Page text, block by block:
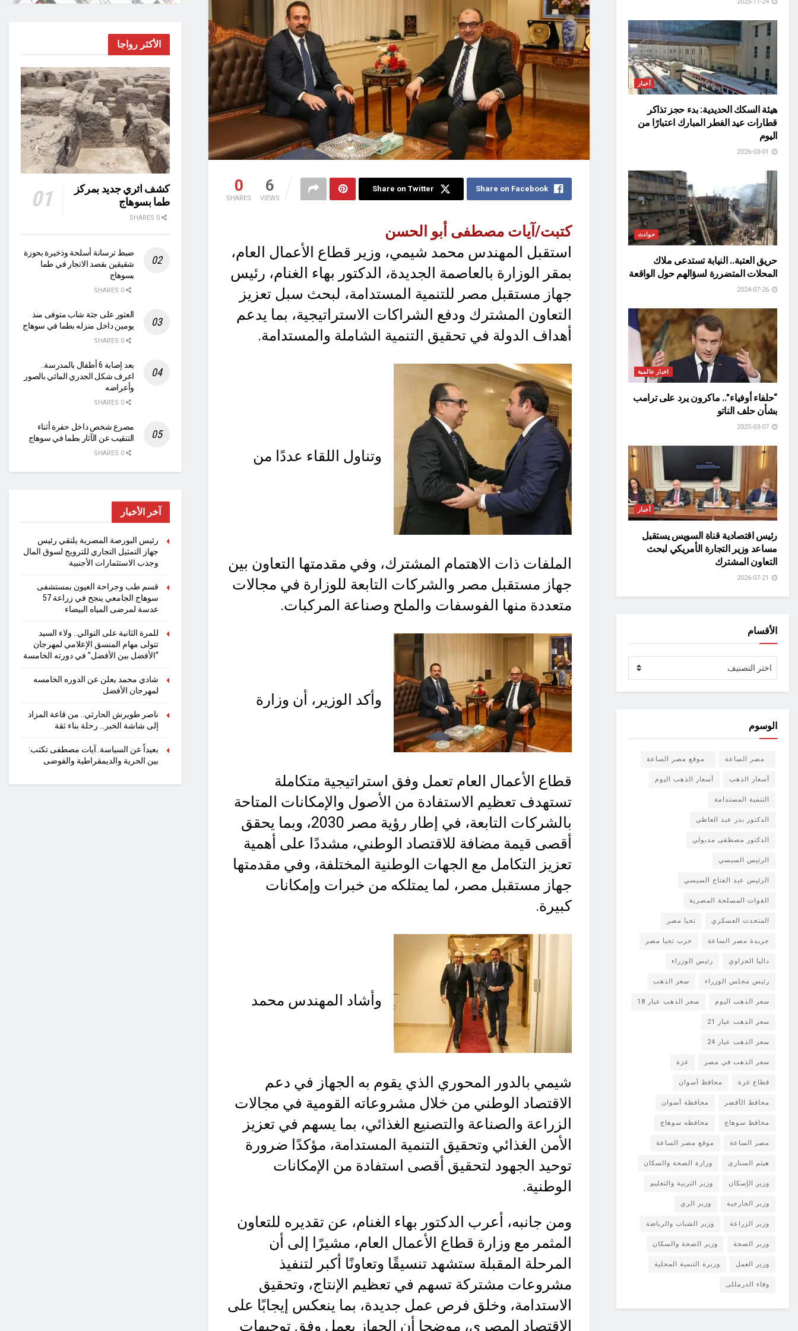
0
SHARES
6
VIEWS
Share on Facebook
Share on Twitter
كتبت/آيات مصطفى أبو الحسن
استقبل المهندس محمد شيمي، وزير قطاع الأعمال العام،
بمقر الوزارة بالعاصمة الجديدة، الدكتور بهاء الغنام، رئيس
جهاز مستقبل مصر للتنمية المستدامة، لبحث سبل تعزيز
التعاون المشترك ودفع الشراكات الاستراتيجية، بما يدعم
أهداف الدولة في تحقيق التنمية الشاملة والمستدامة.
وتناول اللقاء عددًا من
الملفات ذات الاهتمام المشترك، وفي مقدمتها التعاون بين
جهاز مستقبل مصر والشركات التابعة للوزارة في مجالات
متعددة منها الفوسفات والملح وصناعة المركبات.
وأكد الوزير، أن وزارة
قطاع الأعمال العام تعمل وفق استراتيجية متكاملة
تستهدف تعظيم الاستفادة من الأصول والإمكانات المتاحة
بالشركات التابعة، في إطار رؤية مصر 2030، وبما يحقق
أقصى قيمة مضافة للاقتصاد الوطني، مشددًا على أهمية
تعزيز التكامل مع الجهات الوطنية المختلفة، وفي مقدمتها
جهاز مستقبل مصر، لما يمتلكه من خبرات وإمكانات
كبيرة.
وأشاد المهندس محمد
شيمي بالدور المحوري الذي يقوم به الجهاز في دعم
الاقتصاد الوطني من خلال مشروعاته القومية في مجالات
الزراعة والصناعة والتصنيع الغذائي، بما يسهم في تعزيز
الأمن الغذائي وتحقيق التنمية المستدامة، مؤكدًا ضرورة
توحيد الجهود لتحقيق أقصى استفادة من الإمكانات
الوطنية.
ومن جانبه، أعرب الدكتور بهاء الغنام، عن تقديره للتعاون
المثمر مع وزارة قطاع الأعمال العام، مشيرًا إلى أن
المرحلة المقبلة ستشهد تنسيقًا وتعاونًا أكبر لتنفيذ
مشروعات مشتركة تسهم في تعظيم الإنتاج، وتحقيق
الاستدامة، وخلق فرص عمل جديدة، بما ينعكس إيجابًا على
الاقتصاد المصري، موضحا أن الجهاز يعمل وفق توجيهات
أخبار
هيئة السكك الحديدية: بدء حجز تذاكر
قطارات عيد الفطر المبارك اعتبارًا من
اليوم
حوادث
حريق العتبة.. النيابة تستدعى ملاك
المحلات المتضررة لسؤالهم حول الواقعة
اخبار عالمية
“حلفاء أوفياء”.. ماكرون يرد على ترامب
بشأن حلف الناتو
أخبار
رئيس اقتصادية قناة السويس يستقبل
مساعد وزير التجارة الأمريكي لبحث
التعاون المشترك
الأقسام
اختر التصنيف
الوسوم
مصر الساعة موقع مصر الساعة
أسعار الذهب أسعار الذهب اليوم
التنمية المستدامة
الدكتور بدر عبد العاطي
الدكتور مصطفى مدبولي
الرئيس السيسي
الرئيس عبد الفتاح السيسي
القوات المسلحة المصرية
المتحدث العسكري تحيا مصر
جريدة مصر الساعة حزب تحيا مصر
داليا الحزاوي رئيس الوزراء
رئيس مجلس الوزراء سعر الذهب
سعر الذهب اليوم سعر الذهب عيار 18
سعر الذهب عيار 21
سعر الذهب عيار 24
سعر الذهب في مصر غزة
قطاع غزة محافظ أسوان
محافظ الأقصر محافظة أسوان
محافظ سوهاج محافظه سوهاج
مصر الساعة موقع مصر الساعة
هيثم السنارى وزارة الصحة والسكان
وزير الإسكان وزير التربية والتعليم
وزير الخارجية وزير الري
وزير الزراعة وزير الشباب والرياضة
وزير الصحة وزير الصحة والسكان
وزير العمل وزيرة التنمية المحلية
وفاء الدرمللى
الأكثر رواجا
كشف اثري جديد بمركز
طما بسوهاج
ضبط ترسانة أسلحة وذخيرة بحوزة
شقيقين بقصد الاتجار في طما
بسوهاج
العثور على جثة شاب متوفى منذ
يومين داخل منزله بطما في سوهاج
بعد إصابة 6 أطفال بالمدرسة..
اعرف شكل الجدري المائي بالصور
وأعراضه
مصرع شخص داخل حفرة أثناء
التنقيب عن الآثار بطما في سوهاج
آخر الأخبار
رئيس البورصة المصرية يلتقي رئيس
جهاز التمثيل التجاري للترويج لسوق المال
وجذب الاستثمارات الأجنبية
قسم طب وجراحة العيون بمستشفى
سوهاج الجامعي ينجح في زراعة 57
عدسة لمرضى المياه البيضاء
للمرة الثانية على التوالي.. ولاء السيد
تتولى مهام المنسق الإعلامي لمهرجان
“الأفضل بين الأفضل” في دورته الخامسة
شادي محمد يعلن عن الدوره الخامسه
لمهرجان الأفضل
ناصر طويرش الحارثي.. من قاعة المزاد
إلى شاشة الخبر… رحلة بناء ثقة
بعيداً عن السياسة..آيات مصطفى تكتب:
بين الحرية والديمقراطية والفوضى